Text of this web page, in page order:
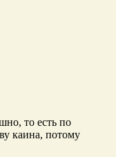
то есть по
каина, потому